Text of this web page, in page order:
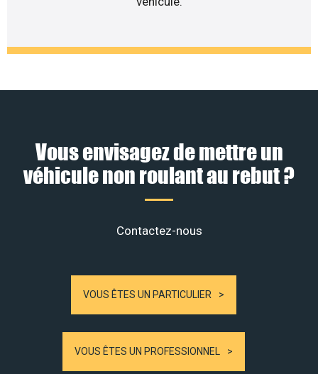
Vous envisagez de mettre un
véhicule non roulant au rebut ?
Contactez-nous
VOUS ÊTES UN PARTICULIER
VOUS ÊTES UN PROFESSIONNEL